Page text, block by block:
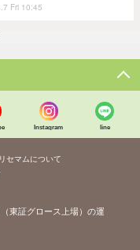
Fri 10:45
Instagram line
リセマムについて
東証グロース上場）の運